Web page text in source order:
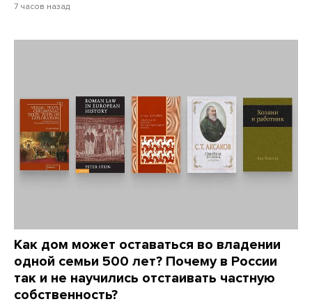
7 часов назад
Как дом может оставаться во владении
одной семьи 500 лет? Почему в России
так и не научились отстаивать частную
собственность?